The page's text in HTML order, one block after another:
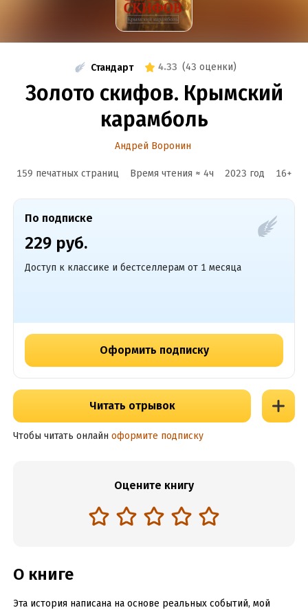
Стандарт 4.33 (43 оценки)
Золото скифов. Крымский
карамболь
Андрей Воронин
159 печатных страниц Время чтения ≈ 4ч 2023 год 16+
По подписке
229 руб.
Доступ к классике и бестселлерам от 1 месяца
Оформить подписку
Читать отрывок
Чтобы читать онлайн оформите подписку
Оцените книгу
О книге
Эта история написана на основе реальных событий, мой